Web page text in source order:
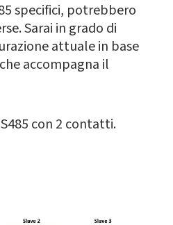
specifici, potrebbero
Sarai in grado di
attuale in base
accompagna il
con 2 contatti.